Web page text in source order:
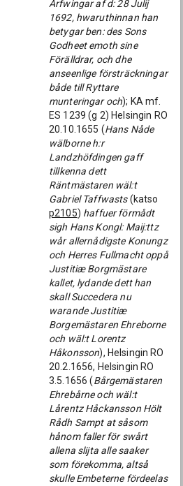
Arfwingar af d: 28 Julij
1692, hwaruthinnan han
betygar ben: des Sons
Godheet emoth sine
Förälldrar, och dhe
anseenlige försträckningar
både till Ryttare
munteringar och); KA mf.
ES 1239 (g 2) Helsingin RO
20.10.1655 (Hans Nåde
wälborne h:r
Landzhöfdingen gaff
tillkenna dett
Räntmästaren wäl:t
Gabriel Taffwasts(katso
p2105) haffuer förmådt
sigh Hans Kongl: Maij:ttz
wår allernådigste Konungz
och Herres Fullmacht oppå
Justitiæ Borgmästare
kallet, lydande dett han
skall Succedera nu
warande Justitiæ
Borgemästaren Ehreborne
och wäl:t Lorentz
Håkonsson), Helsingin RO
20.2.1656, Helsingin RO
3.5.1656 (Bårgemästaren
Ehrebårne och wäl:t
Lårentz Håckansson Hölt
Rådh Sampt at såsom
hånom faller för swårt
allena slijta alle saaker
som förekomma, altså
skulle Embeterne fördeelas